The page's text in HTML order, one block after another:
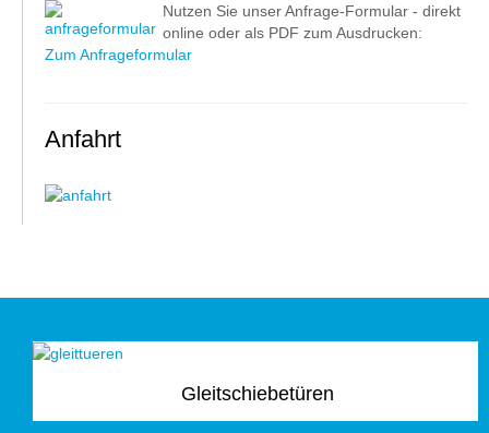
Nutzen Sie unser Anfrage-Formular - direkt
online oder als PDF zum Ausdrucken:
Zum Anfrageformular
Anfahrt
Gleitschiebetüren